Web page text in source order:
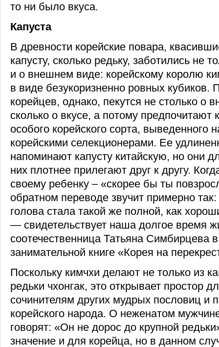
то ни было вкуса.
Капуста
В древности корейские повара,
капусту, сколько редьку, заботились не
и о внешнем виде: корейскому королю
в виде безукоризненно ровных кубиков.
корейцев, однако, пекутся не столько о
сколько о вкусе, а потому предпочитают
особого корейского сорта, выведенного
корейскими селекционерами. Ее
напоминают капусту китайскую, но они
них плотнее прилегают друг к другу.
своему ребенку – «скорее бы ты
обратном переводе звучит примерно
голова стала такой же полной, как
— свидетельствует наша долгое время
соотечественница Татьяна Симбирцева
занимательной книге «Корея на
Поскольку кимчхи делают не только из
редьки чхонгак, это открывает простор
сочинителям других мудрых пословиц и
корейского народа. О неженатом
говорят: «Он не дорос до крупной
значение и для корейца, но в данном